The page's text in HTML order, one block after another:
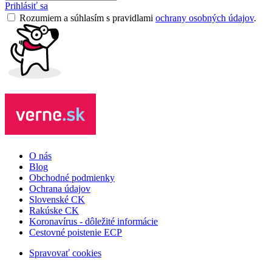
Prihlásiť sa
Rozumiem a súhlasím s pravidlami ochrany osobných údajov.
O nás
Blog
Obchodné podmienky
Ochrana údajov
Slovenské CK
Rakúske CK
Koronavírus - dôležité informácie
Cestovné poistenie ECP
Spravovať cookies